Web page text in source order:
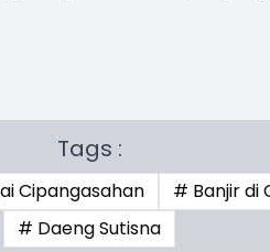
Tags :
Cipangasahan
# Banjir di
# Daeng Sutisna